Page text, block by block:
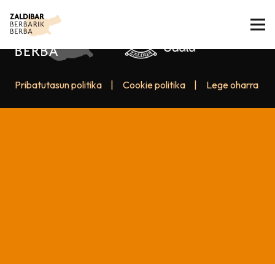
Pribatutasun politika Cookie politika Lege oharra